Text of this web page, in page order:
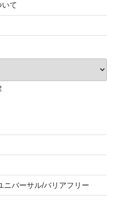
て
ニバーサル/バリアフリー